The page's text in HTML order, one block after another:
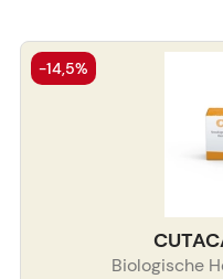
Biologische
-14,5%